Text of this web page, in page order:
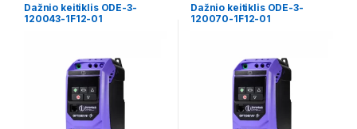
Dažnio keitiklis ODE-3-
120043-1F12-01
Dažnio keitiklis ODE-3-
120070-1F12-01